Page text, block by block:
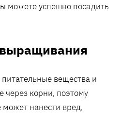
можете успешно посадить
вещества и
через корни, поэтому
нанести вред,